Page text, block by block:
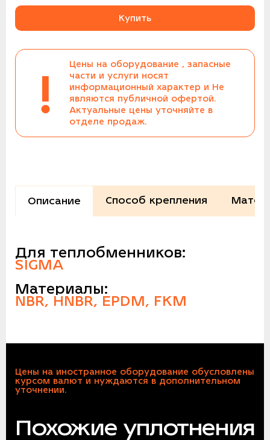
Купить
!
Цены на оборудование , запасные
части и услуги носят
информационный характер и Не
являются публичной офертой.
Актуальные цены уточняйте в
отделе продаж.
Описание Способ крепления
Для теплобменников:
SIGMA
Материалы:
NBR, HNBR, EPDM, FKM
Цены на иностранное оборудование обусловлены
курсом валют и нуждаются в дополнительном
уточнении.
Похожие уплотнения